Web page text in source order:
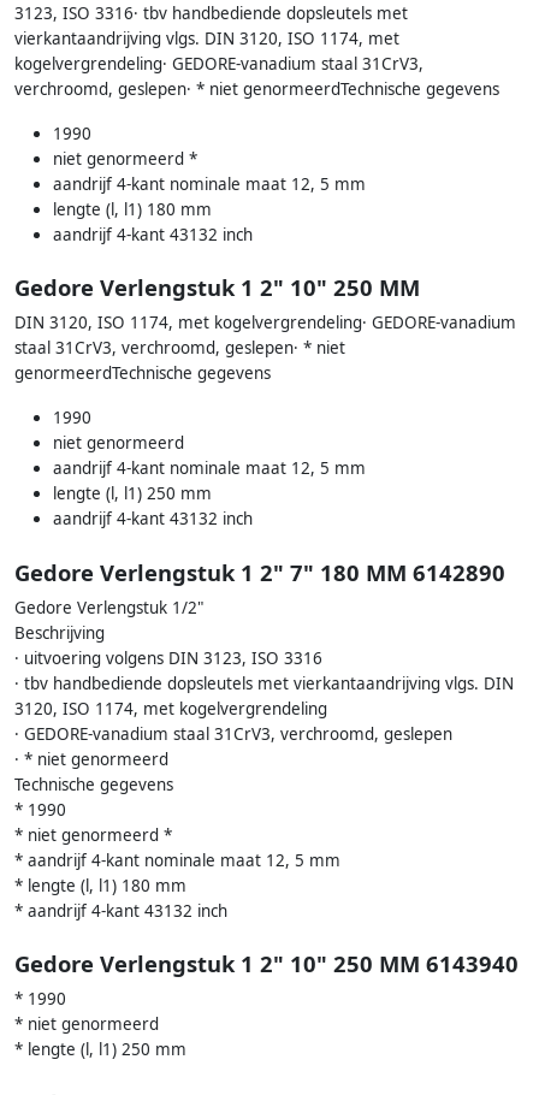
3123, ISO 3316· tbv handbediende dopsleutels met
vierkantaandrijving vlgs. DIN 3120, ISO 1174, met
kogelvergrendeling· GEDORE-vanadium staal 31CrV3,
verchroomd, geslepen· * niet genormeerdTechnische gegevens
1990
niet genormeerd *
aandrijf 4-kant nominale maat 12, 5 mm
lengte (l, l1) 180 mm
aandrijf 4-kant 43132 inch
Gedore Verlengstuk 1 2" 10" 250 MM
DIN 3120, ISO 1174, met kogelvergrendeling· GEDORE-vanadium
staal 31CrV3, verchroomd, geslepen· * niet
genormeerdTechnische gegevens
1990
niet genormeerd
aandrijf 4-kant nominale maat 12, 5 mm
lengte (l, l1) 250 mm
aandrijf 4-kant 43132 inch
Gedore Verlengstuk 1 2" 7" 180 MM 6142890
Gedore Verlengstuk 1/2"
Beschrijving
· uitvoering volgens DIN 3123, ISO 3316
· tbv handbediende dopsleutels met vierkantaandrijving vlgs. DIN
3120, ISO 1174, met kogelvergrendeling
· GEDORE-vanadium staal 31CrV3, verchroomd, geslepen
· * niet genormeerd
Technische gegevens
* 1990
* niet genormeerd *
* aandrijf 4-kant nominale maat 12, 5 mm
* lengte (l, l1) 180 mm
* aandrijf 4-kant 43132 inch
Gedore Verlengstuk 1 2" 10" 250 MM 6143940
* 1990
* niet genormeerd
* lengte (l, l1) 250 mm